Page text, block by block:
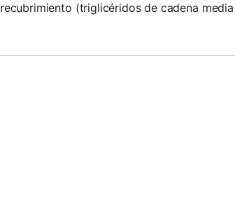
(triglicéridos de cadena